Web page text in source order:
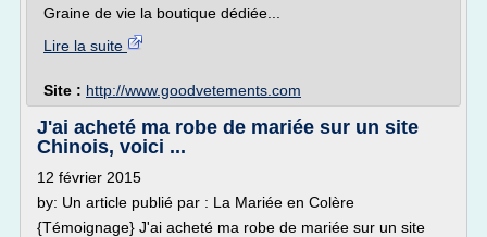
Graine de vie la boutique dédiée...
Lire la suite
Site : http://www.goodvetements.com
J'ai acheté ma robe de mariée sur un site
Chinois, voici ...
12 février 2015
by: Un article publié par : La Mariée en Colère
{Témoignage} J'ai acheté ma robe de mariée sur un site